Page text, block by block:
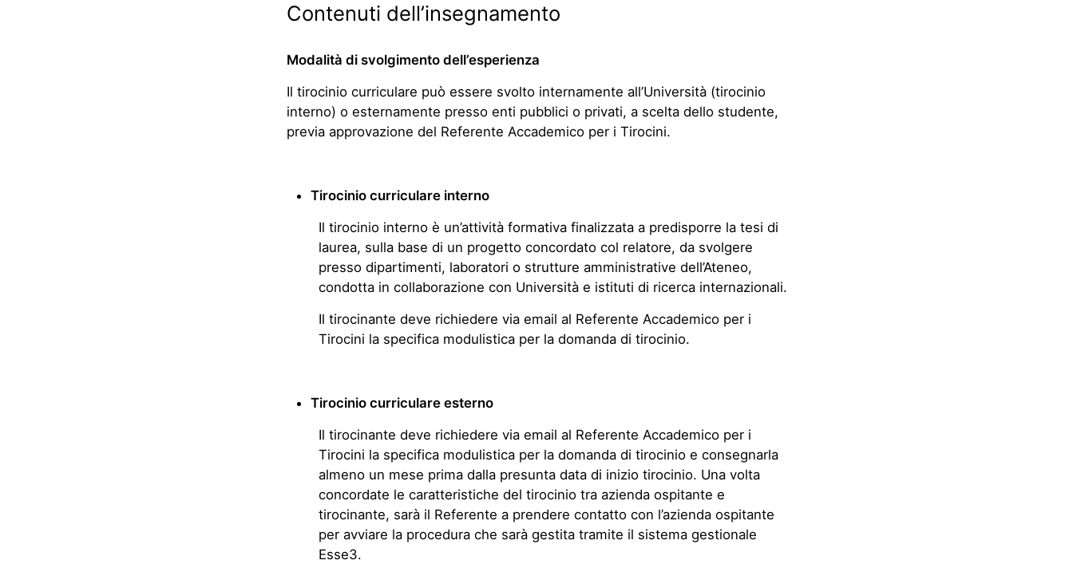
Contenuti dell’insegnamento
Modalità di svolgimento dell’esperienza
Il tirocinio curriculare può essere svolto internamente all’Università (tirocinio
interno) o esternamente presso enti pubblici o privati, a scelta dello studente,
previa approvazione del Referente Accademico per i Tirocini.
Tirocinio curriculare interno
Il tirocinio interno è un’attività formativa finalizzata a predisporre la tesi di
laurea, sulla base di un progetto concordato col relatore, da svolgere
presso dipartimenti, laboratori o strutture amministrative dell’Ateneo,
condotta in collaborazione con Università e istituti di ricerca internazionali.
Il tirocinante deve richiedere via email al Referente Accademico per i
Tirocini la specifica modulistica per la domanda di tirocinio.
Tirocinio curriculare esterno
Il tirocinante deve richiedere via email al Referente Accademico per i
Tirocini la specifica modulistica per la domanda di tirocinio e consegnarla
almeno un mese prima dalla presunta data di inizio tirocinio. Una volta
concordate le caratteristiche del tirocinio tra azienda ospitante e
tirocinante, sarà il Referente a prendere contatto con l’azienda ospitante
per avviare la procedura che sarà gestita tramite il sistema gestionale
Esse3.